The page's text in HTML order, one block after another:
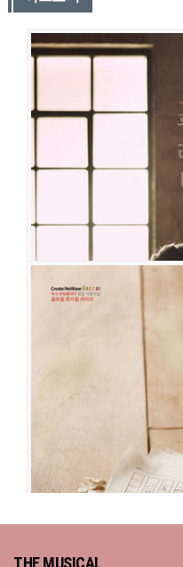
THE MUSICAL